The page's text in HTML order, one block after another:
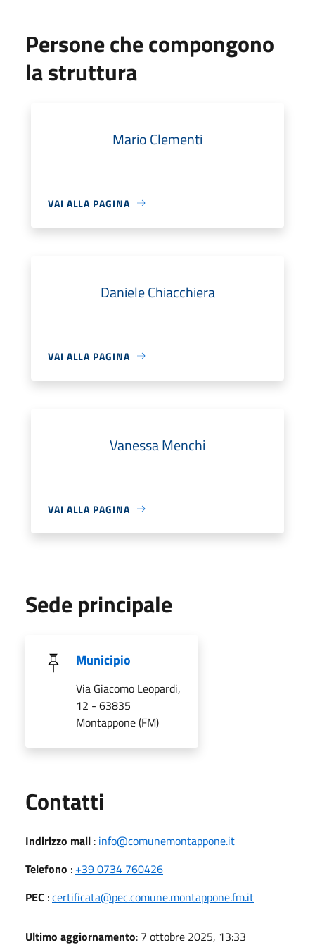
Persone che compongono
la struttura
Mario Clementi
VAI ALLA PAGINA
Daniele Chiacchiera
VAI ALLA PAGINA
Vanessa Menchi
VAI ALLA PAGINA
Sede principale
Municipio
Via Giacomo Leopardi,
12 - 63835
Montappone (FM)
Contatti
Indirizzo mail : info@comunemontappone.it
Telefono : +39 0734 760426
PEC :certificata@pec.comune.montappone.fm.it
Ultimo aggiornamento: 7 ottobre 2025, 13:33